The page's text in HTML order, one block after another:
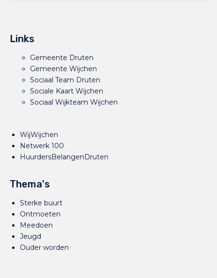
Links
Gemeente Druten
Gemeente Wijchen
Sociaal Team Druten
Sociale Kaart Wijchen
Sociaal Wijkteam Wijchen
WijWijchen
Netwerk 100
HuurdersBelangenDruten
Thema's
Sterke buurt
Ontmoeten
Meedoen
Jeugd
Ouder worden